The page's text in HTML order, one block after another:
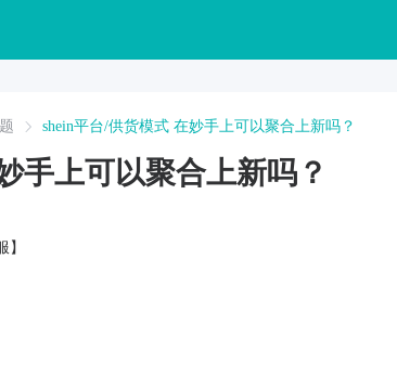
shein平台/供货模式 在妙手上可以聚合上新吗？
手上可以聚合上新吗？